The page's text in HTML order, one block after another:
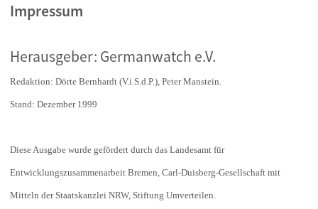
Impressum
Herausgeber: Germanwatch e.V.
Redaktion: Dörte Bernhardt (V.i.S.d.P.), Peter Manstein.
Stand: Dezember 1999
Diese Ausgabe wurde gefördert durch das Landesamt für
Entwicklungszusammenarbeit Bremen, Carl-Duisberg-Gesellschaft mit
Mitteln der Staatskanzlei NRW, Stiftung Umverteilen.